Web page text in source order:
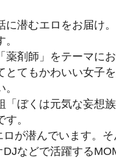
に潜むエロをお届け
薬剤師」をテーマに
とてもかわいい女子
「ぼくは元気な妄想
。
が潜んでいます。
などで活躍する